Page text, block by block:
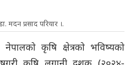
मदन प्रसाद परियार ।.
नेपालको कृषि क्षेत्रको भविष्यको